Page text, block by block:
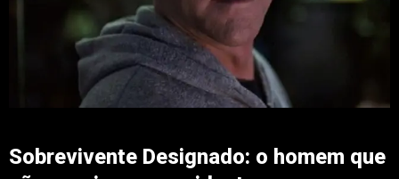
Sobrevivente Designado: o homem que